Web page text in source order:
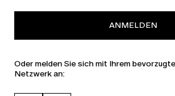
ANMELDEN
Oder melden Sie sich mit Ihrem
Netzwerk an: